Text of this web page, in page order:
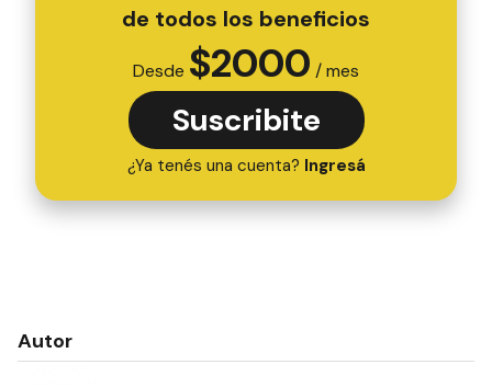
de todos los beneficios
Desde $2000 / mes
Suscribite
¿Ya tenés una cuenta? Ingresá
Autor